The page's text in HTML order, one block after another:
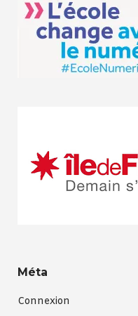
Méta
Connexion